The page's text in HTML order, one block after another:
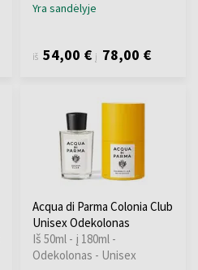
Yra sandėlyje
iš 54,00 € į 78,00 €
Acqua di Parma Colonia Club
Unisex Odekolonas
Iš 50ml - į 180ml -
Odekolonas - Unisex